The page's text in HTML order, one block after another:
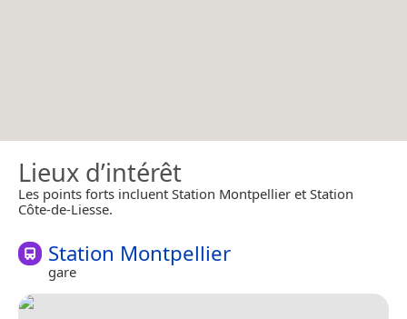
Lieux d’intérêt
Les points forts incluent Station Montpellier et Station
Côte-de-Liesse.
Station Montpellier
gare